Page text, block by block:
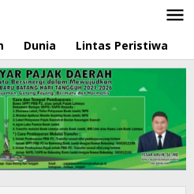
Dunia Lintas Peristiwa